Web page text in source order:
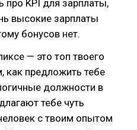
про KPI для зарплаты,
высокие зарплаты
бонусов нет.
— это топ твоего
как предложить тебе
должности в
тебе чуть
с твоим опытом